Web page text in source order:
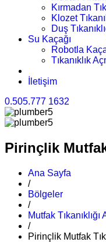
Kırmadan
Klozet
Duş
Su Kaçağı
Robotla
Tıkanıklık
İletişim
0.505.777 1632
Pirinçlik Mutfak
Ana Sayfa
/
Bölgeler
/
Mutfak Tıkanıklığı
/
Pirinçlik Mutfak